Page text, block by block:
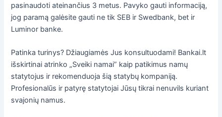
pasinaudoti ateinančius 3 metus. Pavyko gauti informaciją,
jog paramą galėsite gauti ne tik SEB ir Swedbank, bet ir
Luminor banke.
Patinka turinys? Džiaugiamės Jus konsultuodami! Bankai.lt
išskirtinai atrinko „Sveiki namai” kaip patikimus namų
statytojus ir rekomenduoja šią statybų kompaniją.
Profesionalūs ir patyrę statytojai Jūsų tikrai nenuvils kuriant
svajonių namus.